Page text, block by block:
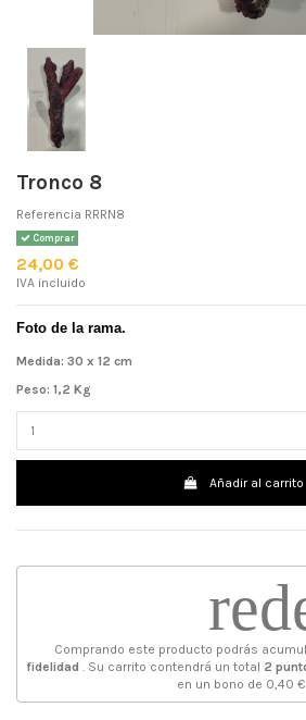
Tronco 8
Referencia RRRN8
Comprar
24,00 €
IVA incluido
Foto de la rama.
Medida: 30 x 12 cm
Peso: 1,2 Kg
Añadir al carrito
Comprando este producto podrás
fidelidad . Su carrito contendrá un total 2
en un bono de 0,40 €.